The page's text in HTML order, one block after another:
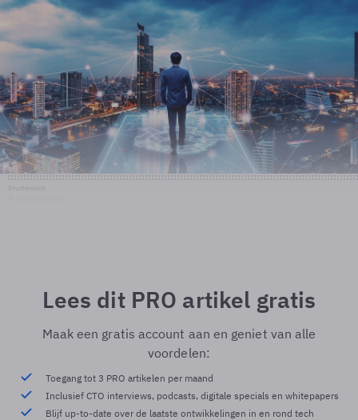
Lees dit PRO artikel gratis
Maak een gratis account aan en geniet van alle
voordelen:
Toegang tot 3 PRO artikelen per maand
Inclusief CTO interviews, podcasts, digitale specials en whitepapers
Blijf up-to-date over de laatste ontwikkelingen in en rond tech